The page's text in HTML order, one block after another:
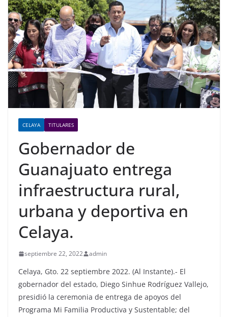
CELAYA TITULARES
Gobernador de
Guanajuato entrega
infraestructura rural,
urbana y deportiva en
Celaya.
septiembre 22, 2022 admin
Celaya, Gto. 22 septiembre 2022. (Al Instante).- El
gobernador del estado, Diego Sinhue Rodríguez Vallejo,
presidió la ceremonia de entrega de apoyos del
Programa Mi Familia Productiva y Sustentable; del